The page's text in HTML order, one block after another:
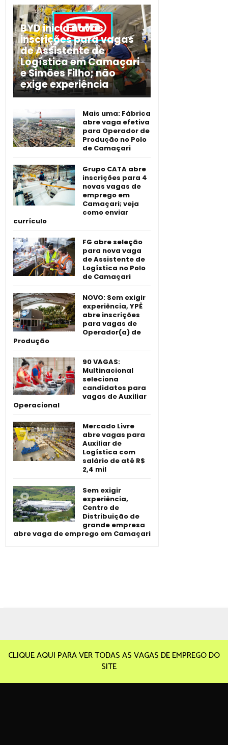
BYD inicia novas
inscrições para vagas
de Assistente de
Logística em Camaçari
e Simões Filho; não
exige experiência
Mais uma: Fábrica
abre vaga efetiva
para Operador de
Produção no Polo
de Camaçari
Grupo CATA abre
inscrições para 4
novas vagas de
emprego em
Camaçari; veja
como enviar
currículo
FG abre seleção
para nova vaga
de Assistente de
Logística no Polo
de Camaçari
NOVO: Sem exigir
experiência, YPÊ
abre inscrições
para vagas de
Operador(a) de
Produção
90 VAGAS:
Multinacional
seleciona
candidatos para
vagas de Auxiliar
Operacional
Mercado Livre
abre vagas para
Auxiliar de
Logística com
salário de até R$
2,4 mil
Sem exigir
experiência,
Centro de
Distribuição de
grande empresa
abre vaga de emprego em Camaçari
CLIQUE AQUI PARA VER TODAS AS VAGAS DE EMPREGO DO
SITE